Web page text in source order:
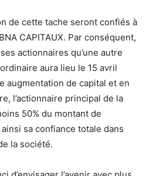
de cette tache seront confiés à
CAPITAUX. Par conséquent,
actionnaires qu’une autre
aura lieu le 15 avril
augmentation de capital et en
l’actionnaire principal de la
50% du montant de
sa confiance totale dans
la société.